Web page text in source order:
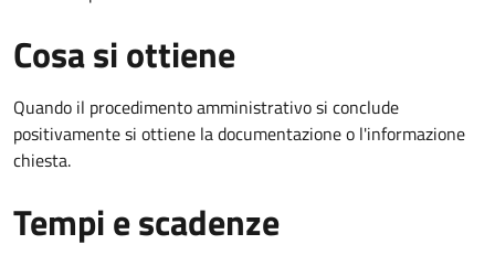
Cosa si ottiene
Quando il procedimento amministrativo si conclude
positivamente si ottiene la documentazione o l'informazione
chiesta.
Tempi e scadenze